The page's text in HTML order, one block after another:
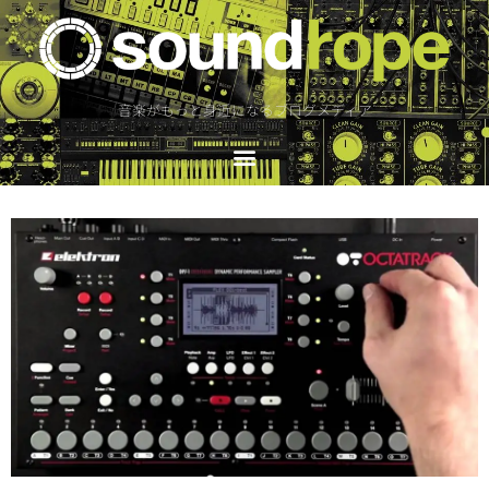
音楽がもっと身近になるブログメディア